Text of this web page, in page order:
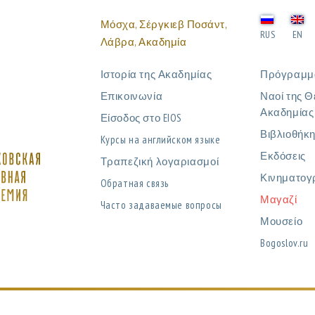
Μόσχα, Σέργκιεβ Ποσάντ,
Λάβρα, Ακαδημία
RUS EN
Ιστορία της Ακαδημίας
Επικοινωνία
Είσοδος στο EIOS
Курсы на английском языке
Τραπεζική λογαριασμοί
Обратная связь
Часто задаваемые вопросы
Ναοί της
Ακαδημίας
Βιβλιοθήκη
Εκδόσεις
Μαγαζί
Μουσείο
Bogoslov.ru